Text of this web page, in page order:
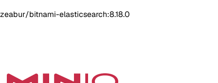
zeabur/bitnami-elasticsearch:8.18.0